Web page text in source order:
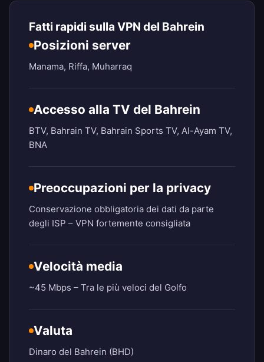
Fatti rapidi sulla VPN del Bahrein
Posizioni server
Manama, Riffa, Muharraq
Accesso alla TV del Bahrein
BTV, Bahrain TV, Bahrain Sports TV, Al-Ayam TV,
BNA
Preoccupazioni per la privacy
Conservazione obbligatoria dei dati da parte
degli ISP – VPN fortemente consigliata
Velocità media
~45 Mbps – Tra le più veloci del Golfo
Valuta
Dinaro del Bahrein (BHD)